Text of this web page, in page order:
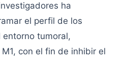
ha
el perfil de los
entorno tumoral,
con el fin de inhibir el